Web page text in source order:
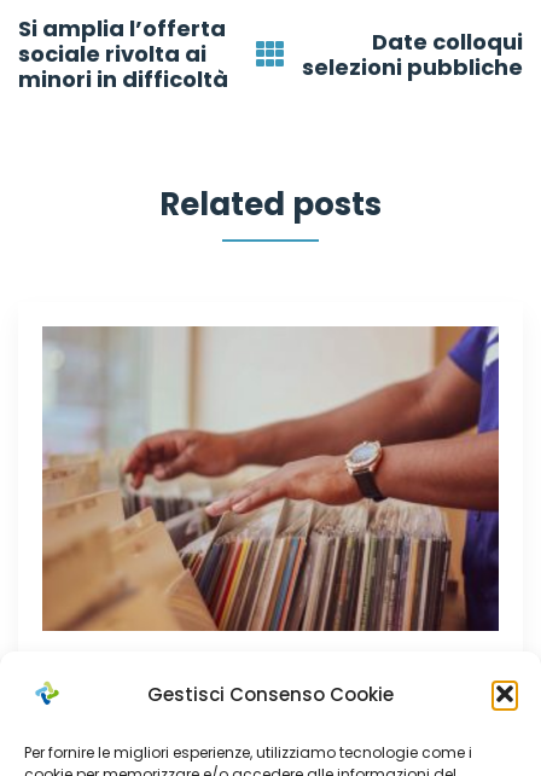
Gestisci Consenso Cookie
Per fornire le migliori esperienze, utilizziamo tecnologie come i
navigation
Si amplia l’offerta
sociale rivolta ai
minori in difficoltà
Date colloqui
selezioni pubbliche
Related posts
Apr 30, 2025